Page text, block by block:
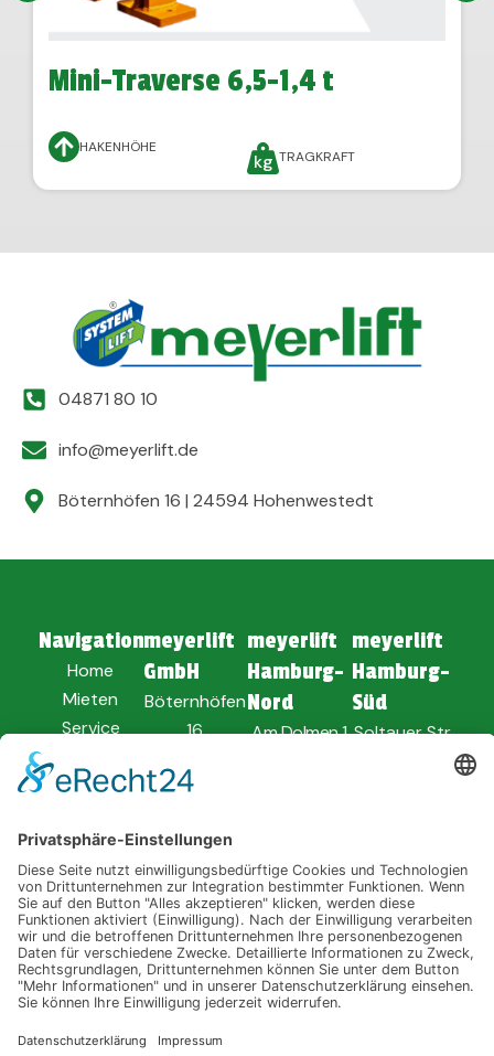
Mini-Traverse 6,5-1,4 t
HAKENHÖHE
TRAGKRAFT
04871 80 10
info@meyerlift.de
Böternhöfen 16 | 24594 Hohenwestedt
Navigation
Home
Mieten
Service
Unternehmen
Verkauf
meyerlift
GmbH
Böternhöfen
16
Hohenwestedt
ANFAHRT
PLANEN
E-
MAIL
meyerlift
Hamburg-
Nord
Am Dolmen 1
849900
ANFAHRT
PLANEN
E-
meyerlift
Hamburg-
Süd
Soltauer Str.
9186730
ANFAHRT
PLANEN
E-